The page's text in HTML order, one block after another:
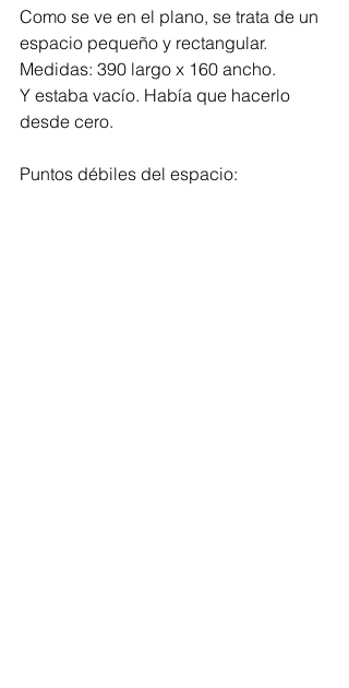
Como se ve en el plano, se trata de un
espacio pequeño y rectangular.
Medidas: 390 largo x 160 ancho.
Y estaba vacío. Había que hacerlo
desde cero.
Puntos débiles del espacio: